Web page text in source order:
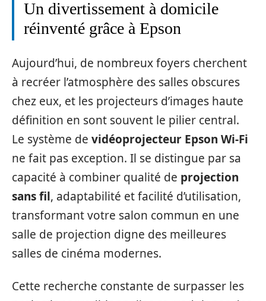
Un divertissement à domicile
réinventé grâce à Epson
Aujourd’hui, de nombreux foyers cherchent
à recréer l’atmosphère des salles obscures
chez eux, et les projecteurs d’images haute
définition en sont souvent le pilier central.
Le système de vidéoprojecteur Epson Wi-Fi
ne fait pas exception. Il se distingue par sa
capacité à combiner qualité de projection
sans fil, adaptabilité et facilité d’utilisation,
transformant votre salon commun en une
salle de projection digne des meilleures
salles de cinéma modernes.
Cette recherche constante de surpasser les